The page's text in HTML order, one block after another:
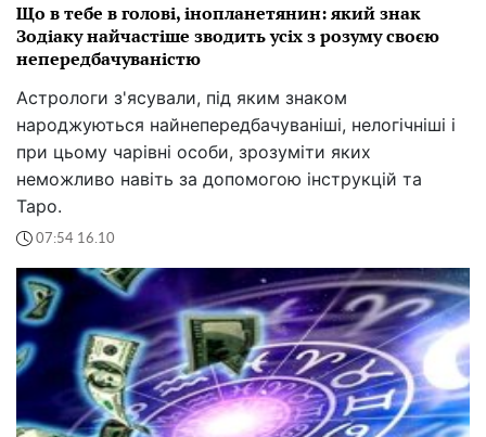
Що в тебе в голові, інопланетянин: який знак
Зодіаку найчастіше зводить усіх з розуму своєю
непередбачуваністю
Астрологи з'ясували, під яким знаком
народжуються найнепередбачуваніші, нелогічніші і
при цьому чарівні особи, зрозуміти яких
неможливо навіть за допомогою інструкцій та
Таро.
07:54 16.10